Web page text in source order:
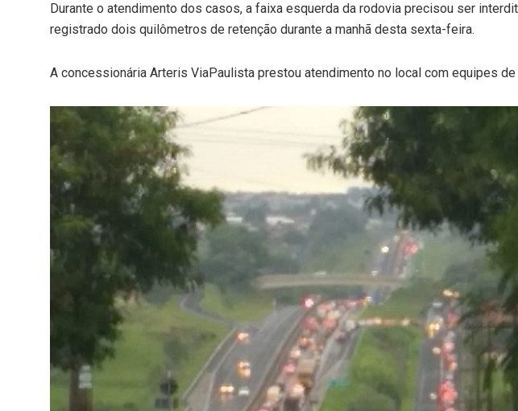
Durante o atendimento dos casos, a faixa esquerda da rodovia precisou ser
registrado dois quilômetros de retenção durante a manhã desta sexta-feira.
A concessionária Arteris ViaPaulista prestou atendimento no local com equipes